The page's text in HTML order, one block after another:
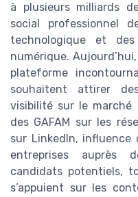
à plusieurs milliards
social professionnel
technologique et
numérique.
plateforme
souhaitent attirer
visibilité sur le marché
des GAFAM sur les
sur LinkedIn,
entreprises auprès
candidats potentiels,
s’appuient sur les